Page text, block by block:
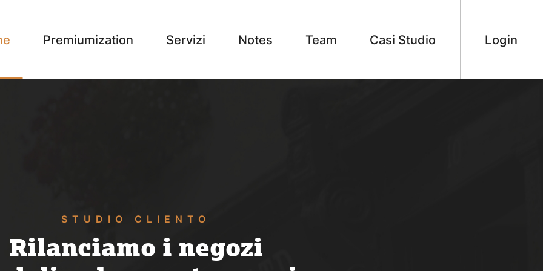
Premiumization Servizi Notes Team Casi Studio Login
STUDIO CLIENTO
Rilanciamo i negozi